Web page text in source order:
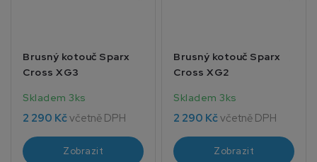
Brusný kotouč Sparx
Cross XG3
Skladem 3ks
2 290 Kčvčetně DPH
Zobrazit
Brusný kotouč Sparx
Cross XG2
Skladem 3ks
2 290 Kčvčetně DPH
Zobrazit